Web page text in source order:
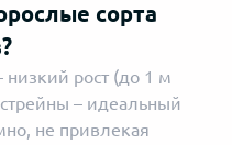
сорта
низкий рост (до 1 м
– идеальный
не привлекая